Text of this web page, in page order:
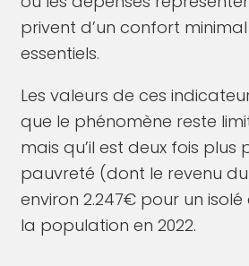
privent d’un confort
essentiels.
Les valeurs de ces
que le phénomène reste
mais qu’il est deux fois
pauvreté (dont le revenu
environ 2.247€ pour un
la population en 2022.